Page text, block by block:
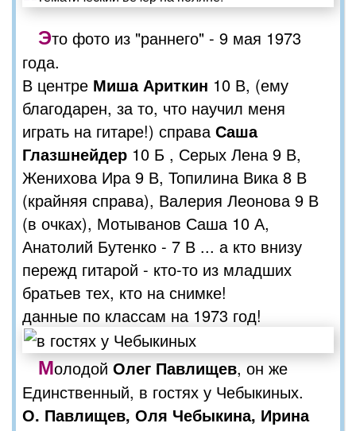
Это фото из "раннего" - 9 мая 1973
года.
В центре Миша Ариткин 10 В, (ему
благодарен, за то, что научил меня
играть на гитаре!) справа Саша
Глазшнейдер 10 Б , Серых Лена 9 В,
Женихова Ира 9 В, Топилина Вика 8 В
(крайняя справа), Валерия Леонова 9 В
(в очках), Мотыванов Саша 10 А,
Анатолий Бутенко - 7 В ... а кто внизу
пережд гитарой - кто-то из младших
братьев тех, кто на снимке!
данные по классам на 1973 год!
Молодой Олег Павлищев, он же
Единственный, в гостях у Чебыкиных.
О. Павлищев, Оля Чебыкина, Ирина